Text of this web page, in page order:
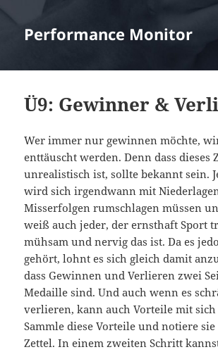
Performance Monitor
Ü9: Gewinner &
Wer immer nur gewinnen möchte,
enttäuscht werden. Denn dass dieses
unrealistisch ist, sollte bekannt sein.
wird sich irgendwann mit
Misserfolgen rumschlagen müssen
weiß auch jeder, der ernsthaft Sport
mühsam und nervig das ist. Da es
gehört, lohnt es sich gleich damit
dass Gewinnen und Verlieren zwei
Medaille sind. Und auch wenn es
verlieren, kann auch Vorteile mit
Sammle diese Vorteile und notiere
Zettel. In einem zweiten Schritt